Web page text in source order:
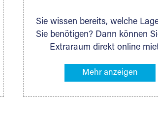
Sie wissen bereits, welche
Sie benötigen? Dann können
Extraraum direkt online
Lagerliste die
möchten – das Volumen wird